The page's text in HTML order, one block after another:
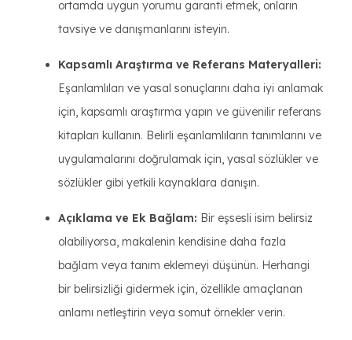
ortamda uygun yorumu garanti etmek, onların
tavsiye ve danışmanlarını isteyin.
Kapsamlı Araştırma ve Referans Materyalleri:
Eşanlamlıları ve yasal sonuçlarını daha iyi anlamak
için, kapsamlı araştırma yapın ve güvenilir referans
kitapları kullanın. Belirli eşanlamlıların tanımlarını ve
uygulamalarını doğrulamak için, yasal sözlükler ve
sözlükler gibi yetkili kaynaklara danışın.
Açıklama ve Ek Bağlam: Bir eşsesli isim belirsiz
olabiliyorsa, makalenin kendisine daha fazla
bağlam veya tanım eklemeyi düşünün. Herhangi
bir belirsizliği gidermek için, özellikle amaçlanan
anlamı netleştirin veya somut örnekler verin.